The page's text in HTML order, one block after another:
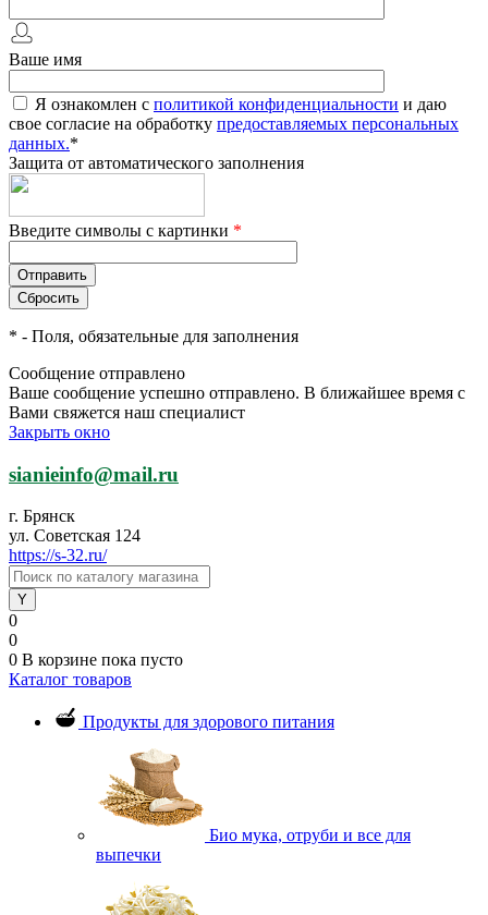
Ваше имя
Я ознакомлен с политикой конфиденциальности и даю
свое согласие на обработку предоставляемых персональных
данных.*
Защита от автоматического заполнения
Введите символы с картинки *
* - Поля, обязательные для заполнения
Сообщение отправлено
Ваше сообщение успешно отправлено. В ближайшее время с
Вами свяжется наш специалист
Закрыть окно
sianieinfo@mail.ru
г. Брянск
ул. Советская 124
https://s-32.ru/
0
0
0 В корзине пока пусто
Каталог товаров
Продукты для здорового питания
Био мука, отруби и все для
выпечки